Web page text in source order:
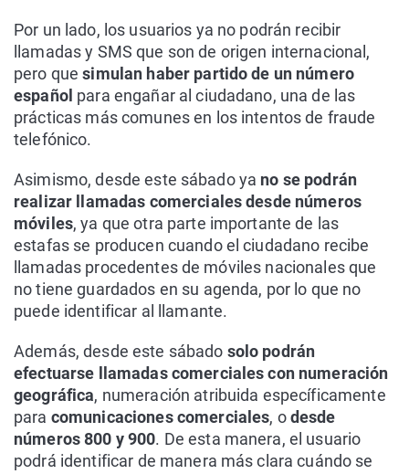
Por un lado, los usuarios ya no podrán recibir
llamadas y SMS que son de origen internacional,
pero quesimulan haber partido de un número
español para engañar al ciudadano, una de las
prácticas más comunes en los intentos de fraude
telefónico.
Asimismo, desde este sábado ya no se podrán
realizar llamadas comerciales desde números
móviles, ya que otra parte importante de las
estafas se producen cuando el ciudadano recibe
llamadas procedentes de móviles nacionales que
no tiene guardados en su agenda, por lo que no
puede identificar al llamante.
Además, desde este sábado solo podrán
efectuarse llamadas comerciales con numeración
geográfica, numeración atribuida específicamente
para comunicaciones comerciales, odesde
números 800 y 900. De esta manera, el usuario
podrá identificar de manera más clara cuándo se